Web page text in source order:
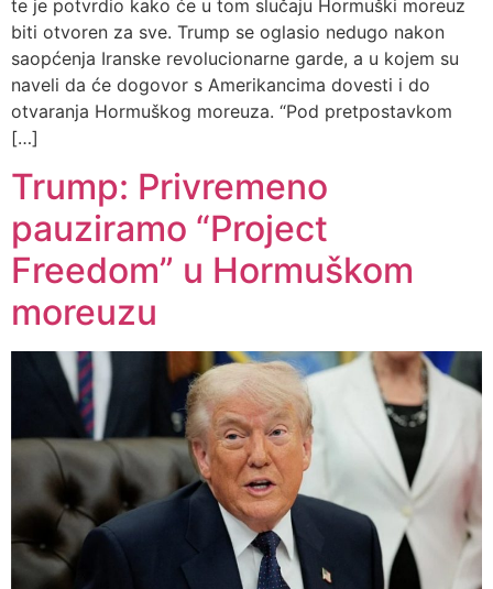
te je potvrdio kako će u tom slučaju Hormuški moreuz
biti otvoren za sve. Trump se oglasio nedugo nakon
saopćenja Iranske revolucionarne garde, a u kojem su
naveli da će dogovor s Amerikancima dovesti i do
otvaranja Hormuškog moreuza. “Pod pretpostavkom
[…]
Trump: Privremeno
pauziramo “Project
Freedom” u Hormuškom
moreuzu